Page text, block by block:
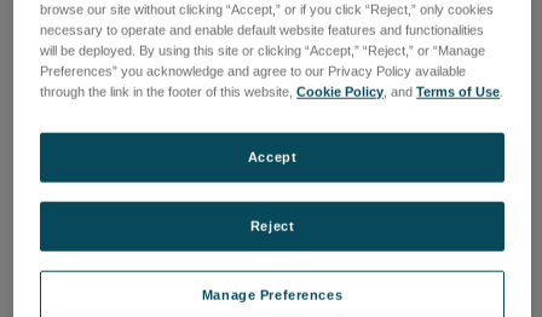
品番: TRN-CRE-ELVXINT
ログインして価格を確認する
品番: TRN-CRE-ELVXI
ログインして価格を確認する
browse our site without clicking “Accept,” or if you click “Reject,” only cookies
necessary to operate and enable default website features and functionalities
will be deployed. By using this site or clicking “Accept,” “Reject,” or “Manage
Preferences” you acknowledge and agree to our Privacy Policy available
through the link in the footer of this website,Cookie Policy , andTerms of Use
Manage Preferences
Reject
Accept